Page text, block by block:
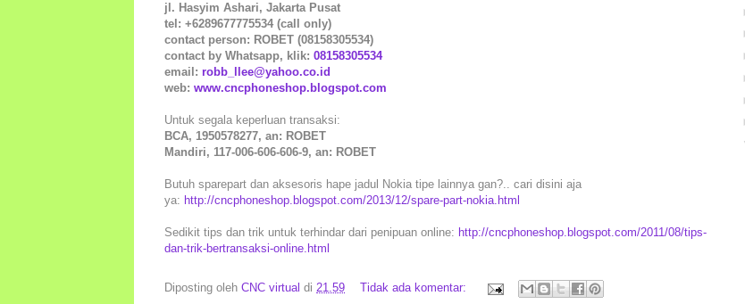
jl. Hasyim Ashari, Jakarta Pusat
tel: +6289677775534 (call only)
contact person: ROBET (08158305534)
contact by Whatsapp, klik: 08158305534
email: robb_llee@yahoo.co.id
web: www.cncphoneshop.blogspot.com
Untuk segala keperluan transaksi:
BCA, 1950578277, an: ROBET
Mandiri, 117-006-606-606-9, an: ROBET
Butuh sparepart dan aksesoris hape jadul Nokia tipe lainnya gan?.. cari disini aja
ya: http://cncphoneshop.blogspot.com/2013/12/spare-part-nokia.html
Sedikit tips dan trik untuk terhindar dari penipuan online: http://cncphoneshop.blogspot.com/2011/08/tips-
dan-trik-bertransaksi-online.html
Diposting oleh CNC virtual di 21.59
Tidak ada komentar: